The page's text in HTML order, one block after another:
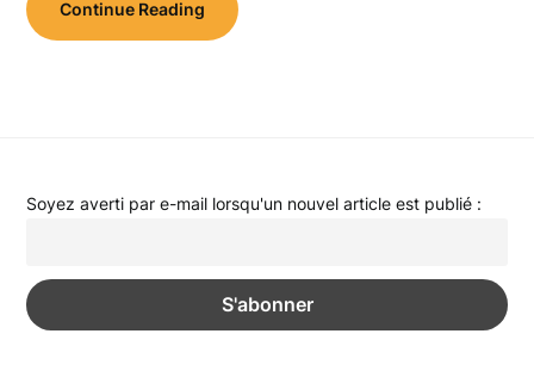
Continue Reading
Soyez averti par e-mail lorsqu'un nouvel article est publié :